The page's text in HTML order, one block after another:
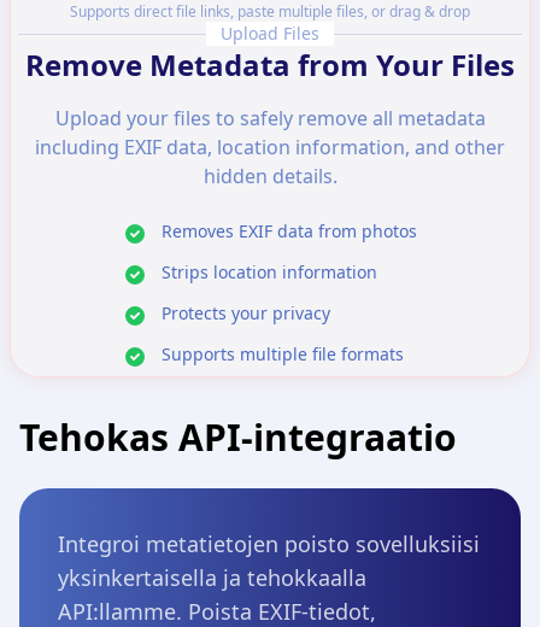
Remove Metadata from Your Files
Upload your files to safely remove all metadata
including EXIF data, location information, and other
hidden details.
Removes EXIF data from photos
Strips location information
Protects your privacy
Supports multiple file formats
Upload Files
Supports direct file links, paste multiple files, or drag & drop
Tehokas API-integraatio
Integroi metatietojen poisto sovelluksiisi
yksinkertaisella ja tehokkaalla
API:llamme. Poista EXIF-tiedot,